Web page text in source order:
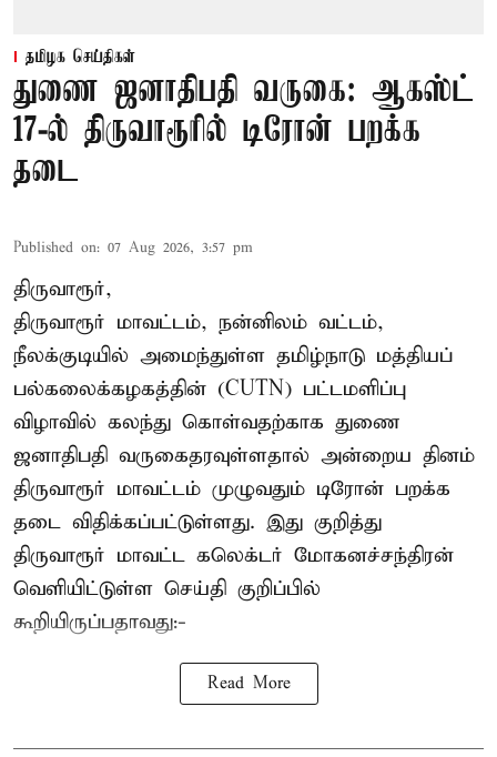
தமிழக செய்திகள்
துணை ஜனாதிபதி வருகை: ஆகஸ்ட்
17-ல் திருவாரூரில் டிரோன் பறக்க
தடை
Published on: 07 Aug 2026, 3:57 pm
திருவாரூர்,
திருவாரூர் மாவட்டம், நன்னிலம் வட்டம்,
நீலக்குடியில் அமைந்துள்ள தமிழ்நாடு மத்தியப்
பல்கலைக்கழகத்தின் (CUTN) பட்டமளிப்பு
விழாவில் கலந்து கொள்வதற்காக துணை
ஜனாதிபதி வருகைதரவுள்ளதால் அன்றைய தினம்
திருவாரூர் மாவட்டம் முழுவதும் டிரோன் பறக்க
தடை விதிக்கப்பட்டுள்ளது. இது குறித்து
திருவாரூர் மாவட்ட கலெக்டர் மோகனச்சந்திரன்
வெளியிட்டுள்ள செய்தி குறிப்பில்
கூறியிருப்பதாவது:-
Read More